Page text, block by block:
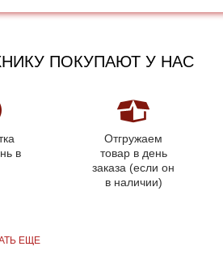
ПОКУПАЮТ У НАС
в
Отгружаем
товар в день
заказа (если он
в наличии)
ЕЩЕ